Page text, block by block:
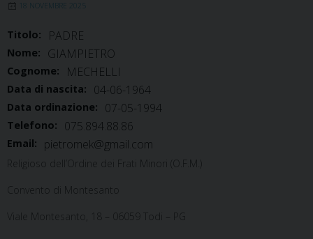
18 NOVEMBRE 2025
Titolo: PADRE
Nome: GIAMPIETRO
Cognome: MECHELLI
Data di nascita: 04-06-1964
Data ordinazione: 07-05-1994
Telefono: 075.894.88.86
Email: pietromek@gmail.com
Religioso dell’Ordine dei Frati Minori (O.F.M.)
Convento di Montesanto
Viale Montesanto, 18 – 06059 Todi – PG